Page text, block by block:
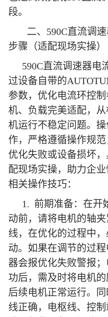
段。
二、590C直流调
步骤（适配现场实操）
590C直流调速器电
过设备自带的
参数，优化电流环控
机、负载完美适配，
机运行不稳定问题。
作，严格遵循操作规
优化失败或设备损坏
配现场实操，助力企
相关操作技巧：
1. 前期准备：在开
动前，请将电机的轴
线，在优化的过程中
动。如果在调节的过
器会报优化失败警报
功后，需及时将电机
后续电机正常运行。
线正确，电枢线、控